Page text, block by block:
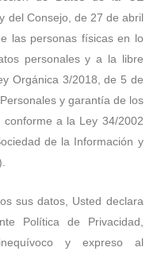
del Consejo, de 27 de abril
las personas físicas en lo
personales y a la libre
Orgánica 3/2018, de 5 de
y garantía de los
a la Ley 34/2002
de la Información y
sus datos, Usted declara
Política de Privacidad,
y expreso al